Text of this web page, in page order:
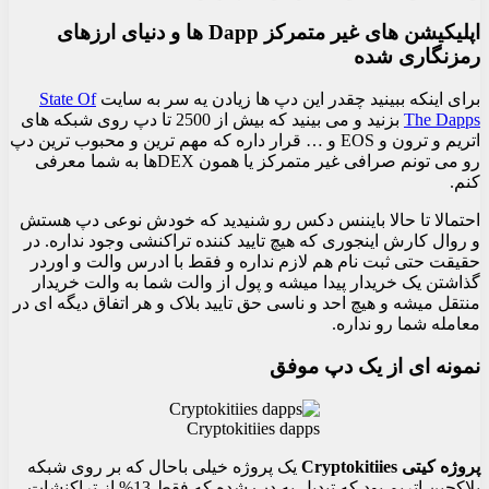
اپلیکیشن های غیر متمرکز Dapp ها و دنیای ارزهای
رمزنگاری شده
برای اینکه ببینید چقدر این دپ ها زیادن یه سر به سایتState Of
The Dapps
بزنید و می بینید که بیش از 2500 تا دپ روی شبکه های
اتریم و ترون و EOS و … قرار داره که مهم ترین و محبوب ترین دپ
رو می تونم صرافی غیر متمرکز یا همون DEXها به شما معرفی
کنم.
احتمالا تا حالا بایننس دکس رو شنیدید که خودش نوعی دپ هستش
و روال کارش اینجوری که هیچ تایید کننده تراکنشی وجود نداره. در
حقیقت حتی ثبت نام هم لازم نداره و فقط با ادرس والت و اوردر
گذاشتن یک خریدار پیدا میشه و پول از والت شما به والت خریدار
منتقل میشه و هیچ احد و ناسی حق تایید بلاک و هر اتفاق دیگه ای در
معامله شما رو نداره.
نمونه ای از یک دپ موفق
Cryptokitiies dapps
پروژه کیتی Cryptokitiies
یک پروژه خیلی باحال که بر روی شبکه